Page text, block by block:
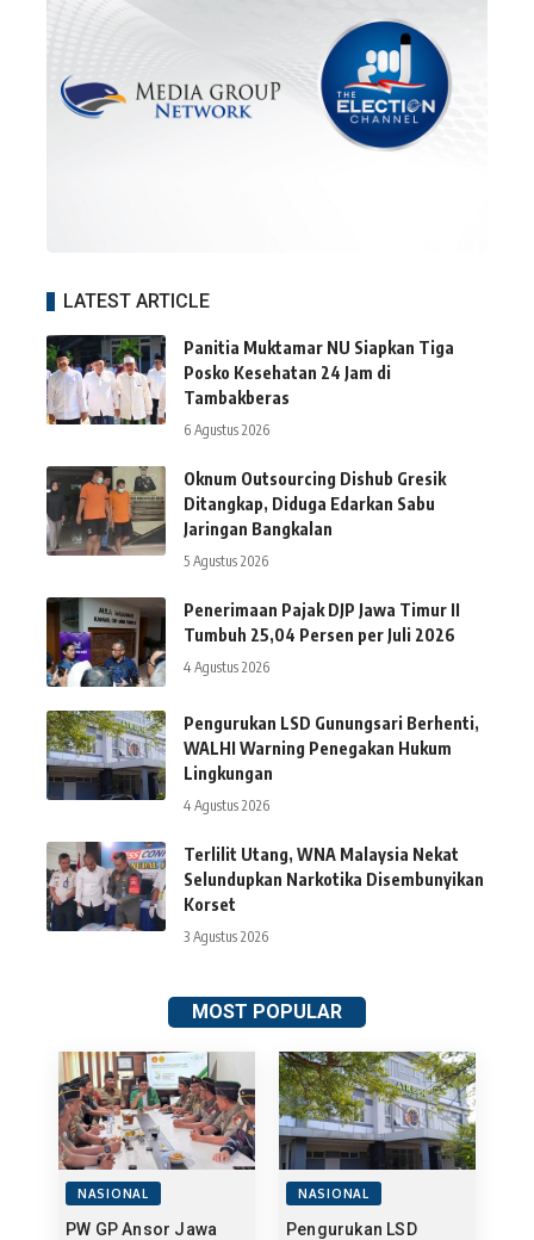
LATEST ARTICLE
Panitia Muktamar NU Siapkan Tiga
Posko Kesehatan 24 Jam di
Tambakberas
6 Agustus 2026
Oknum Outsourcing Dishub Gresik
Ditangkap, Diduga Edarkan Sabu
Jaringan Bangkalan
5 Agustus 2026
Penerimaan Pajak DJP Jawa Timur II
Tumbuh 25,04 Persen per Juli 2026
4 Agustus 2026
Pengurukan LSD Gunungsari Berhenti,
WALHI Warning Penegakan Hukum
Lingkungan
4 Agustus 2026
Terlilit Utang, WNA Malaysia Nekat
Selundupkan Narkotika Disembunyikan
Korset
3 Agustus 2026
MOST POPULAR
NASIONAL
PW GP Ansor Jawa
NASIONAL
Pengurukan LSD